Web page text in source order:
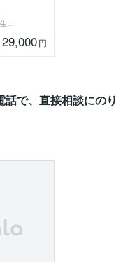
あずま貴之⭐幸せ自分軸の生き方育成コーチ
29,000円
話で、直接相談にのり